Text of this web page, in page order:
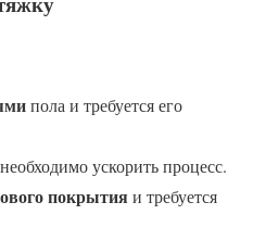
пола и требуется его
ускорить процесс.
покрытияи требуется